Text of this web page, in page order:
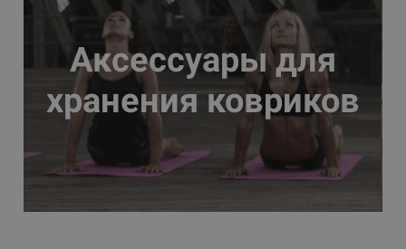
Аксессуары для
хранения ковриков